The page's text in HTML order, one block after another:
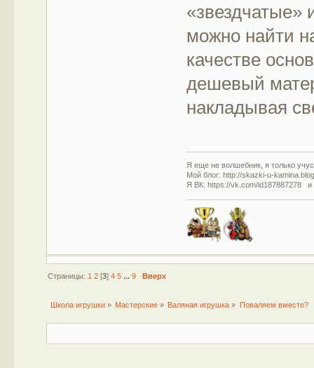
«звездчатые»
можно найти
качестве
дешевый
накладывая
Я еще не волшебник, я только
Мой блог: http://skazki-u-
Я ВК: https://vk.com/id187887278 и
Страницы: 1 2[3] 4 5 ... 9 Вверх
Школа игрушки» Мастерские » Валяная игрушка » Поваляем вместе?